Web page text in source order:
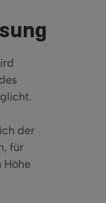
der
für
Höhe